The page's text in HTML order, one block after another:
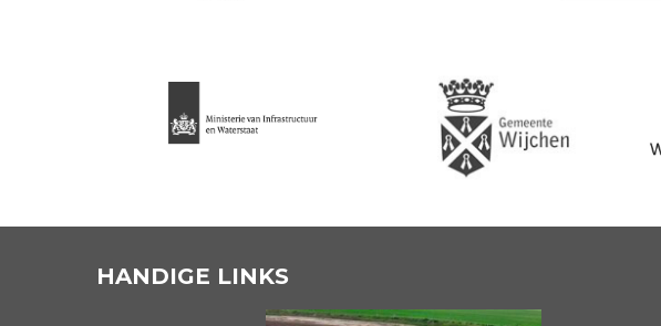
HANDIGE LINKS